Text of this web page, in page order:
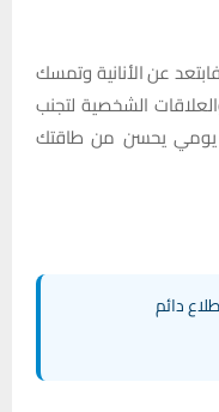
عن الأنانية وتمسك
الشخصية لتجنب
يحسن من طاقتك
دائم